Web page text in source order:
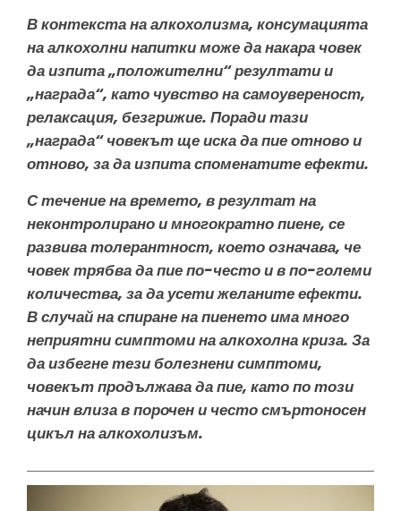
В контекста на алкохолизма, консумацията
на алкохолни напитки може да накара човек
да изпита „положителни“ резултати и
„награда“, като чувство на самоувереност,
релаксация, безгрижие. Поради тази
„награда“ човекът ще иска да пие отново и
отново, за да изпита споменатите ефекти.
С течение на времето, в резултат на
неконтролирано и многократно пиене, се
развива толерантност, което означава, че
човек трябва да пие по-често и в по-големи
количества, за да усети желаните ефекти.
В случай на спиране на пиенето има много
неприятни симптоми на алкохолна криза. За
да избегне тези болезнени симптоми,
човекът продължава да пие, като по този
начин влиза в порочен и често смъртоносен
цикъл на алкохолизъм.